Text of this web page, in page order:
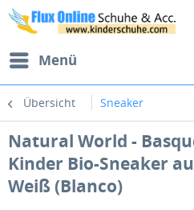
Menü
Übersicht Sneaker
Natural World -
Kinder Bio-Sneaker
Weiß (Blanco)